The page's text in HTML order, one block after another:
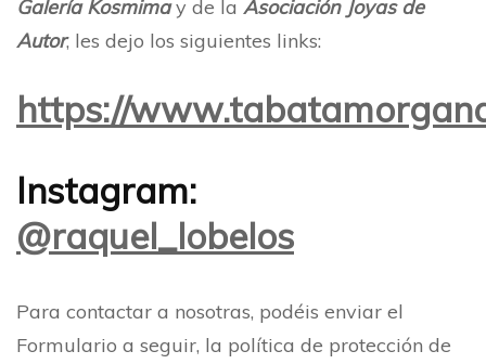
Galería Kosmimay de la Asociación Joyas de
Autor, les dejo los siguientes links:
https://
Instagram:
@raquel_lobelos
Para contactar a nosotras, podéis enviar el
Formulario a seguir, la política de protección de